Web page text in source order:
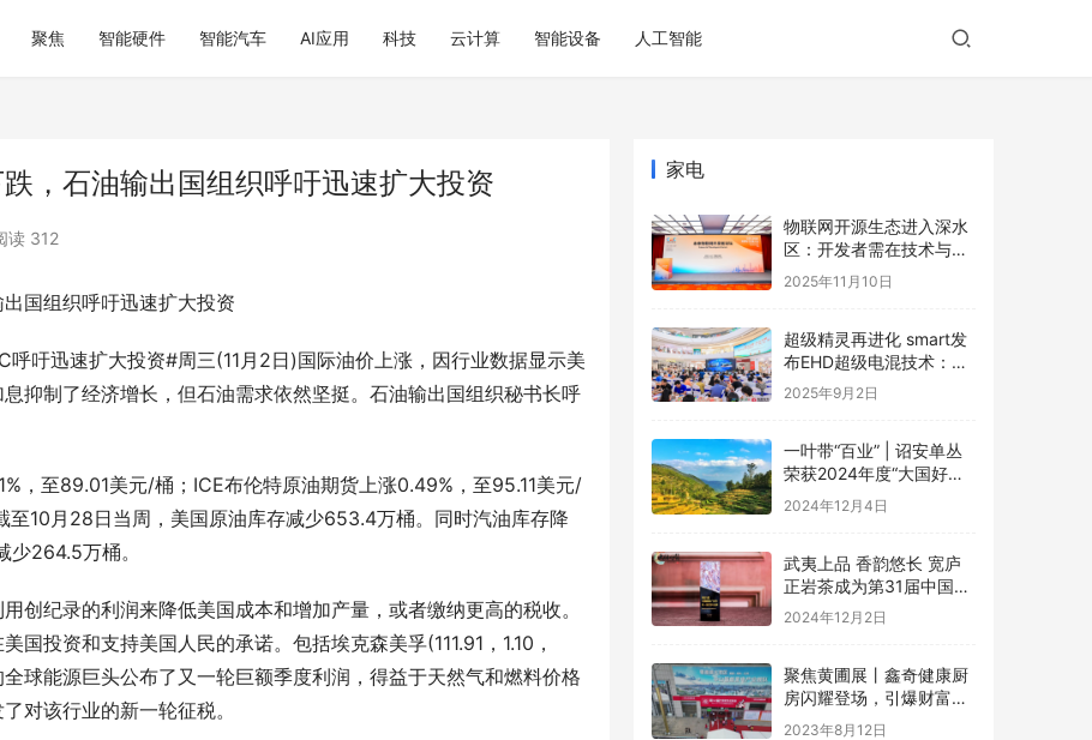
聚焦 智能硬件 智能汽车 AI应用 科技 云计算 智能设备 人工智能
，石油输出国组织呼吁迅速扩大投资
读 312
国组织呼吁迅速扩大投资
吁迅速扩大投资#周三(11月2日)国际油价上涨，因行业数据显示美
抑制了经济增长，但石油需求依然坚挺。石油输出国组织秘书长呼
，至89.01美元/桶；ICE布伦特原油期货上涨0.49%，至95.11美元/
10月28日当周，美国原油库存减少653.4万桶。同时汽油库存降
264.5万桶。
创纪录的利润来降低美国成本和增加产量，或者缴纳更高的税收。
国投资和支持美国人民的承诺。包括埃克森美孚(111.91，1.10，
球能源巨头公布了又一轮巨额季度利润，得益于天然气和燃料价格
对该行业的新一轮征税。
家电
物联网开源生态进入深水
区：开发者需在技术与商
业的夹缝中寻找破局之道
2025年11月10日
超级精灵再进化 smart发
布EHD超级电混技术：每
一程，比增程更成
2025年9月2日
一叶带“百业” | 诏安单丛
荣获2024年度“大国好货·
一县一品”特色品牌
2024年12月4日
武夷上品 香韵悠长 宽庐
正岩茶成为第31届中国国
际广告节唯一指定茶叶品
2024年12月2日
聚焦黄圃展丨鑫奇健康厨
房闪耀登场，引爆财富盛
宴
2023年8月12日